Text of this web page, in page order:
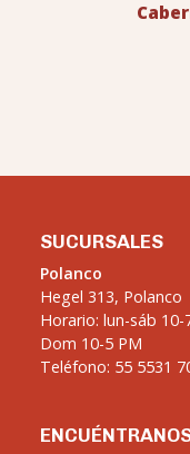
SUCURSALES
Polanco
Hegel 313, Polanco
Horario: lun-sáb 10-
Dom 10-5 PM
Teléfono: 55 5531